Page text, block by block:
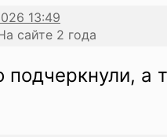
сайте 2 года
подчеркнули, а